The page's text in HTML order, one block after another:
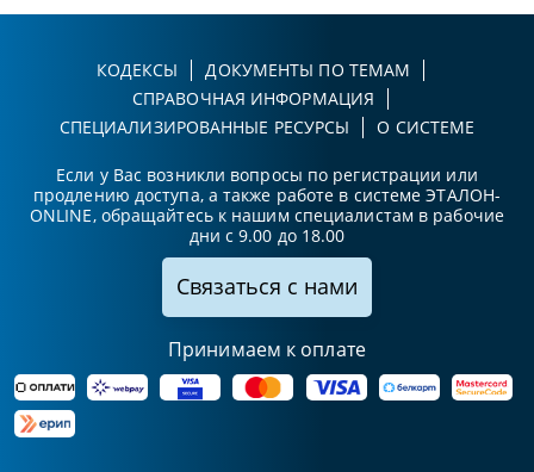
КОДЕКСЫ
ДОКУМЕНТЫ ПО ТЕМАМ
СПРАВОЧНАЯ ИНФОРМАЦИЯ
СПЕЦИАЛИЗИРОВАННЫЕ РЕСУРСЫ
О СИСТЕМЕ
Если у Вас возникли вопросы по регистрации или
продлению доступа, а также работе в системе ЭТАЛОН-
ONLINE, обращайтесь к нашим специалистам в рабочие
дни с 9.00 до 18.00
Связаться с нами
Принимаем к оплате